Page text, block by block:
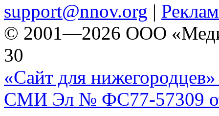
support@nnov.org |
© 2001—2026 ООО
30
«Сайт для нижегородцев»
СМИ Эл № ФС77-57309